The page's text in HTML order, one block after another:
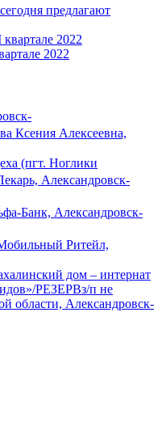
предлагают
2022
Ксения Алексеевна,
(пгт. Ноглики
Александровск-
Банк, Александровск-
Ритейл,
дом – интернат
РЕЗЕРВз/п не
области, Александровск-